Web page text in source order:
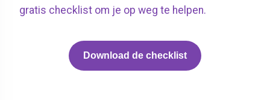
gratis checklist om je op weg te helpen.
Download de checklist